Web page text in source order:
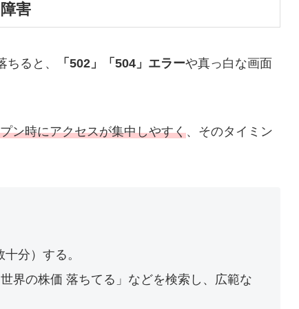
害
ると、 「502」「504」エラーや真っ白な画面
ン時にアクセスが集中しやすく、そのタイミン
分）する。
界の株価 落ちてる」などを検索し、広範な